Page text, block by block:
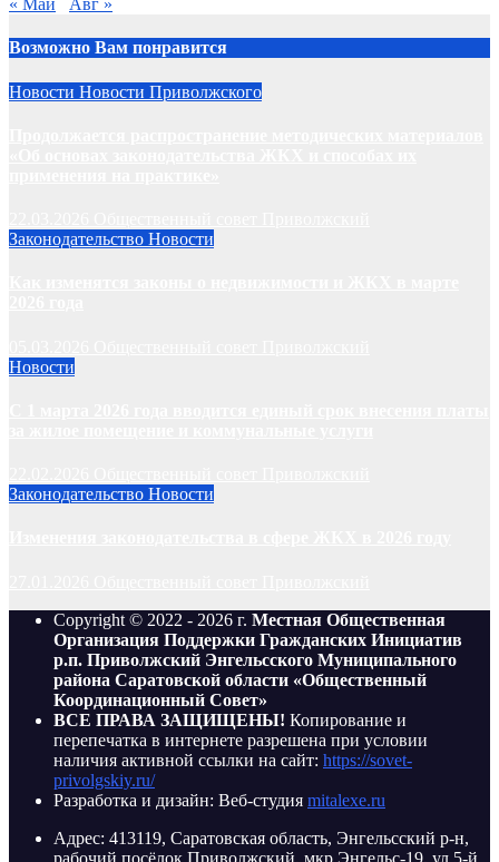
« Май
Авг »
Возможно Вам понравится
Новости Новости Приволжского
Законодательство Новости
Новости
Законодательство Новости
Copyright © 2022 - 2026 г. Местная Общественная
Организация Поддержки Гражданских Инициатив
р.п. Приволжский Энгельсского Муниципального
района Саратовской области «Общественный
Координационный Совет»
ВСЕ ПРАВА ЗАЩИЩЕНЫ! Копирование и
перепечатка в интернете разрешена при условии
наличия активной ссылки на сайт: https://sovet-
privolgskiy.ru/
Разработка и дизайн: Веб-студия mitalexe.ru
Адрес: 413119, Саратовская область, Энгельсский р-н,
рабочий посёлок Приволжский, мкр Энгельс-19, ул 5-й